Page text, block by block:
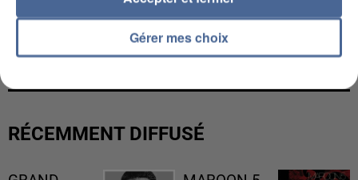
LES FRANÇAIS, FANS DE LA FLEMME
RÉCEMMENT DIFFUSÉ
Gérer mes choix